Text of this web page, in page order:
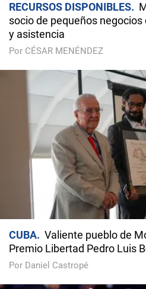
RECURSOS DISPONIBLES
socio de pequeños
y asistencia
Por CÉSAR MENÉNDEZ
CUBA
Valiente pueblo de
Premio Libertad Pedro Luis
Por Daniel Castropé